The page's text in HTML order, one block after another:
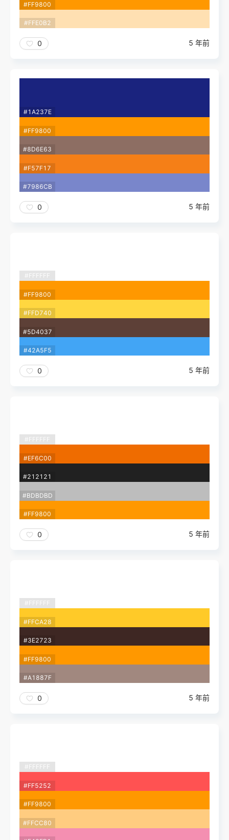
#FF9800
#FFE0B2
0 5 年前
#1A237E
#FF9800
#8D6E63
#F57F17
#7986CB
0 5 年前
#FFFFFF
#FF9800
#FFD740
#5D4037
#42A5F5
0 5 年前
#FFFFFF
#EF6C00
#212121
#BDBDBD
#FF9800
0 5 年前
#FFFFFF
#FFCA28
#3E2723
#FF9800
#A1887F
0 5 年前
#FFFFFF
#FF5252
#FF9800
#FFCC80